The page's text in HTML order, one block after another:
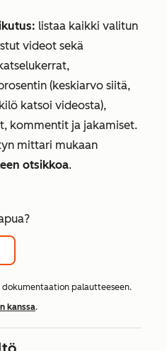
listaa kaikki valitun
videot sekä
(keskiarvo siitä,
katsoi videosta),
kommentit ja jakamiset.
mittari mukaan
otsikkoa.
palautteeseen.
kanssa.